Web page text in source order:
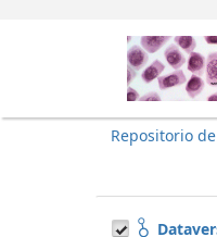
Repositorio